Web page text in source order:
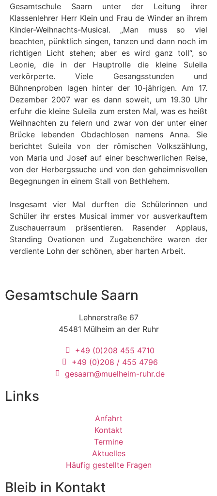
Gesamtschule Saarn unter der Leitung ihrer
Klassenlehrer Herr Klein und Frau de Winder an ihrem
Kinder-Weihnachts-Musical. „Man muss so viel
beachten, pünktlich singen, tanzen und dann noch im
richtigen Licht stehen; aber es wird ganz toll“, so
Leonie, die in der Hauptrolle die kleine Suleila
verkörperte. Viele Gesangsstunden und
Bühnenproben lagen hinter der 10-jährigen. Am 17.
Dezember 2007 war es dann soweit, um 19.30 Uhr
erfuhr die kleine Suleila zum ersten Mal, was es heißt
Weihnachten zu feiern und zwar von der unter einer
Brücke lebenden Obdachlosen namens Anna. Sie
berichtet Suleila von der römischen Volkszählung,
von Maria und Josef auf einer beschwerlichen Reise,
von der Herbergssuche und von den geheimnisvollen
Begegnungen in einem Stall von Bethlehem.
Insgesamt vier Mal durften die Schülerinnen und
Schüler ihr erstes Musical immer vor ausverkauftem
Zuschauerraum präsentieren. Rasender Applaus,
Standing Ovationen und Zugabenchöre waren der
verdiente Lohn der schönen, aber harten Arbeit.
Gesamtschule Saarn
Lehnerstraße 67
45481 Mülheim an der Ruhr
+49 (0)208 455 4710
+49 (0)208 / 455 4796
gesaarn@muelheim-ruhr.de
Links
Anfahrt
Kontakt
Termine
Aktuelles
Häufig gestellte Fragen
Bleib in Kontakt